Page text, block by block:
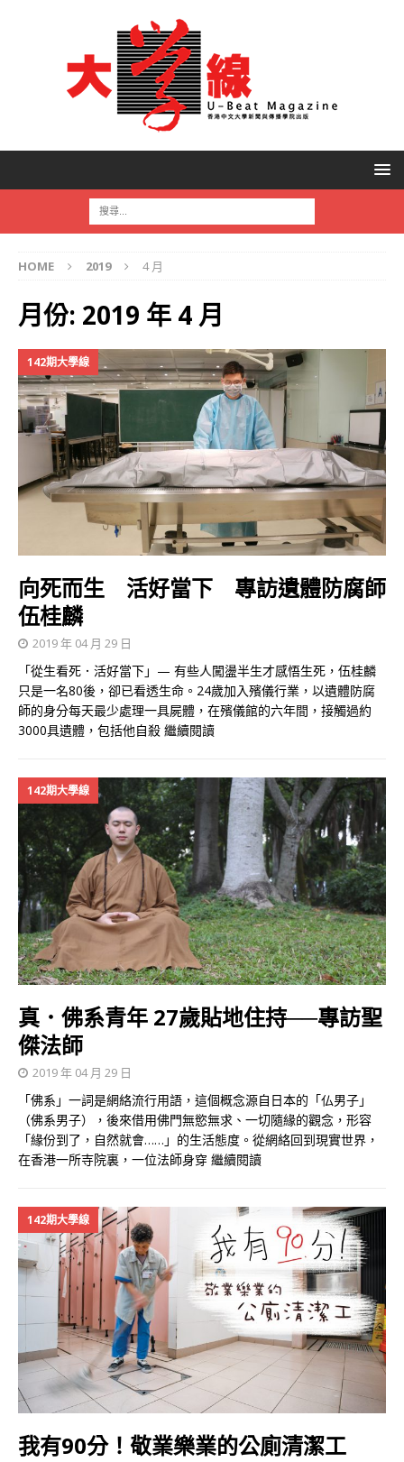
HOME 2019 4 月
月份: 2019 年 4 月
142期大學線
向死而生 活好當下 專訪遺體防腐師
伍桂麟
2019 年 04 月 29 日
「從生看死．活好當下」— 有些人闖盪半生才感悟生死，伍桂麟
只是一名80後，卻已看透生命。24歲加入殯儀行業，以遺體防腐
師的身分每天最少處理一具屍體，在殯儀館的六年間，接觸過約
3000具遺體，包括他自殺 繼續閱讀
142期大學線
真．佛系青年 27歲貼地住持──專訪聖
傑法師
2019 年 04 月 29 日
「佛系」一詞是網絡流行用語，這個概念源自日本的「仏男子」
（佛系男子），後來借用佛門無慾無求、一切隨緣的觀念，形容
「緣份到了，自然就會……」的生活態度。從網絡回到現實世界，
在香港一所寺院裏，一位法師身穿 繼續閱讀
142期大學線
我有90分！敬業樂業的公廁清潔工